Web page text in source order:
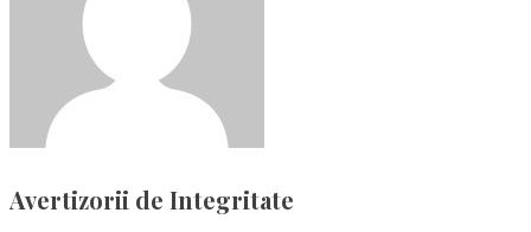
Avertizorii de Integritate